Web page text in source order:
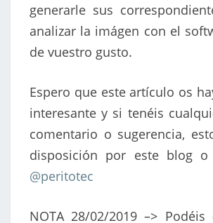
generarle sus
analizar la imágen con el
de vuestro gusto.
Espero que este artículo os
interesante y si tenéis
comentario o sugerencia,
disposición por este blog
@peritotec
NOTA 28/02/2019 –>